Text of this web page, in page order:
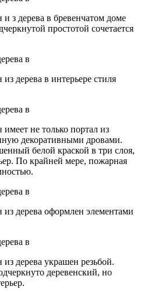
з дерева в бревенчатом доме
простотой сочетается
дерева в интерьере стиля
не только портал из
декоративными дровами.
белой краской в три слоя,
По крайней мере, пожарная
дерева оформлен элементами
дерева украшен резьбой.
деревенский, но